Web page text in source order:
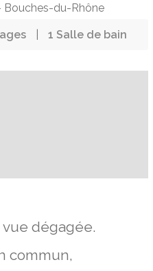
Bouches-du-Rhône
1 Salle de bain
dégagée.
commun,